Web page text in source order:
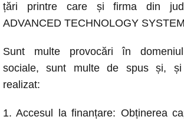
țări printre care și firma din
ADVANCED TECHNOLOGY
Sunt multe provocări în
sociale, sunt multe de spus și,
realizat:
1. Accesul la finanțare: Obținerea